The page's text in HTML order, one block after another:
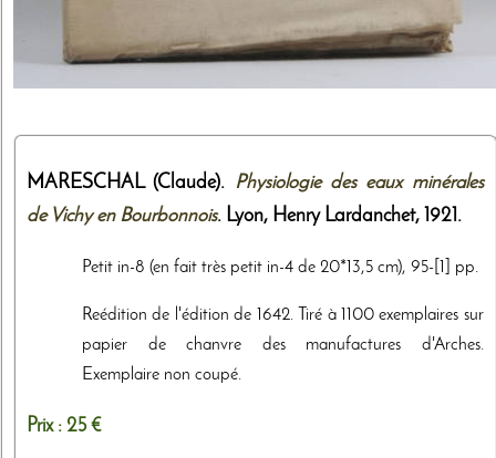
MARESCHAL (Claude). Physiologie des eaux minérales
de Vichy en Bourbonnois. Lyon, Henry Lardanchet, 1921 .
Petit in-8 (en fait très petit in-4 de 20*13,5 cm), 95-[1] pp.
Reédition de l'édition de 1642. Tiré à 1100 exemplaires sur
papier de chanvre des manufactures d'Arches.
Exemplaire non coupé.
Prix : 25 €